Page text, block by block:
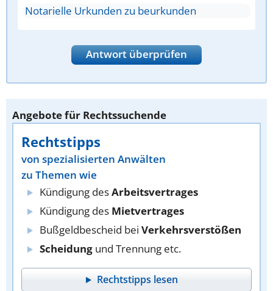
Notarielle Urkunden zu beurkunden
Antwort überprüfen
Angebote für Rechtssuchende
Rechtstipps
von spezialisierten Anwälten
zu Themen wie
Kündigung desArbeitsvertrages
Kündigung des Mietvertrages
Bußgeldbescheid bei Verkehrsverstößen
Scheidung und Trennung etc.
Rechtstipps lesen